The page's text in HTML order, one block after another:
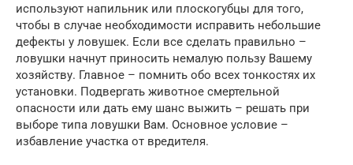
используют напильник или плоскогубцы для того,
чтобы в случае необходимости исправить небольшие
дефекты у ловушек. Если все сделать правильно –
ловушки начнут приносить немалую пользу Вашему
хозяйству. Главное – помнить обо всех тонкостях их
установки. Подвергать животное смертельной
опасности или дать ему шанс выжить – решать при
выборе типа ловушки Вам. Основное условие –
избавление участка от вредителя.